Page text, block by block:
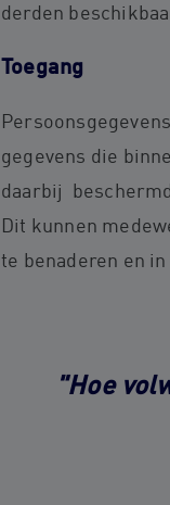
derden
Toegang
gegevens die
daarbij
Dit kunnen
te benaderen en
"Hoe